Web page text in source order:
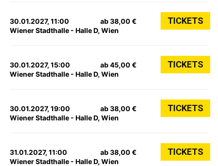
30.01.2027, 11:00
Wiener Stadthalle - Halle D, Wien
ab 38,00 € TICKETS
30.01.2027, 15:00
Wiener Stadthalle - Halle D, Wien
ab 45,00 € TICKETS
30.01.2027, 19:00
Wiener Stadthalle - Halle D, Wien
ab 38,00 € TICKETS
31.01.2027, 11:00
Wiener Stadthalle - Halle D, Wien
ab 38,00 € TICKETS